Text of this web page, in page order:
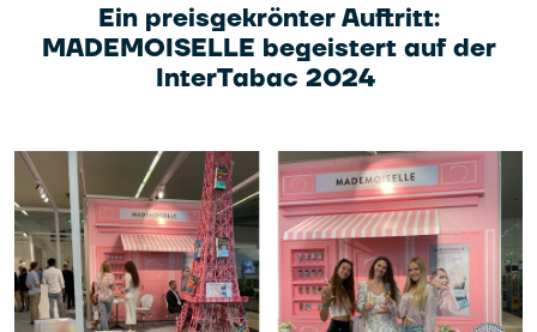
Ein preisgekrönter Auftritt:
MADEMOISELLE begeistert auf der
InterTabac 2024